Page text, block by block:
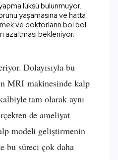
lüksü bulunmuyor.
yaşamasına ve hatta
ve doktorların bol bol
azaltması bekleniyor.
Dolayısıyla bu
MRI makinesinde kalp
tam olarak aynı
de ameliyat
modeli geliştirmenin
bu süreci çok daha